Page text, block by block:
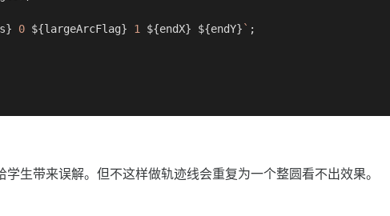
0 ${largeArcFlag} 1 ${endX} ${endY} ` ;
生带来误解。但不这样做轨迹线会重复为一个整圆看不出效果。